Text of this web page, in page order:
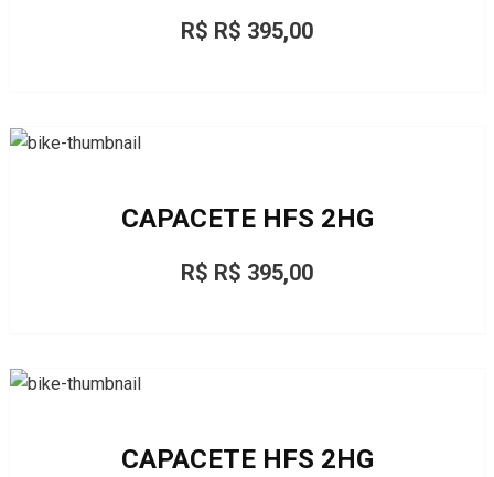
R$ R$ 395,00
CAPACETE HFS 2HG
R$ R$ 395,00
CAPACETE HFS 2HG